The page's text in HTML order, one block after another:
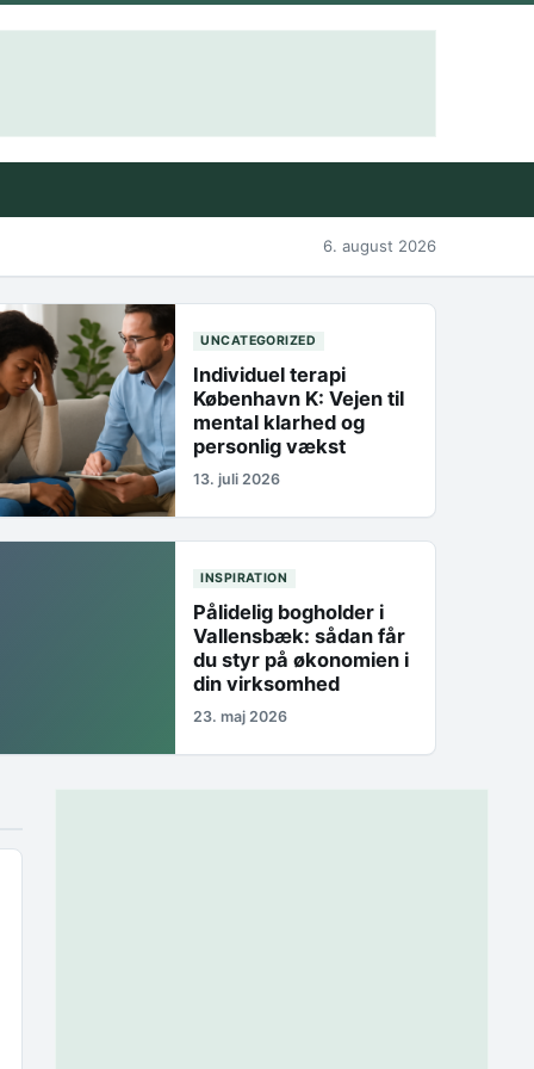
6. august 2026
UNCATEGORIZED
Individuel terapi
København K: Vejen til
mental klarhed og
personlig vækst
13. juli 2026
INSPIRATION
Pålidelig bogholder i
Vallensbæk: sådan får
du styr på økonomien i
din virksomhed
23. maj 2026